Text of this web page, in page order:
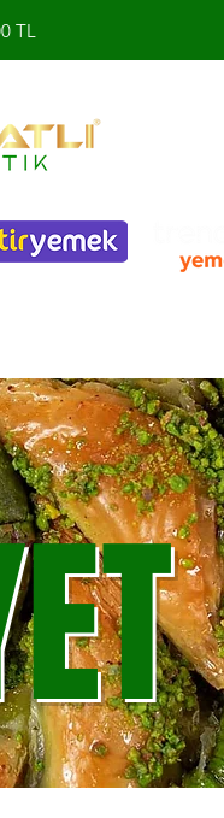
TL